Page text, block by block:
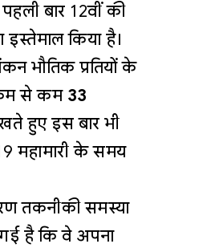
बार 12वीं की
इस्तेमाल किया है।
भौतिक प्रतियों के
कम से कम 33
हुए इस बार भी
महामारी के समय
तकनीकी समस्या
गई है कि वे अपना